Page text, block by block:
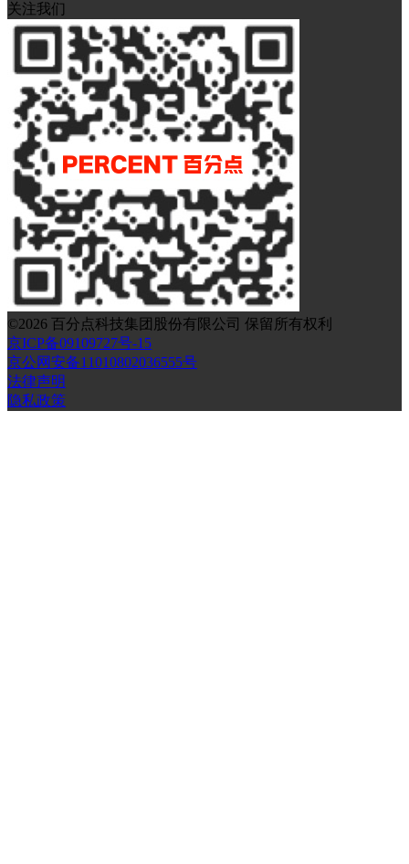
关注我们
©2026 百分点科技集团股份有限公司 保留所有权利
京ICP备09109727号-15
京公网安备11010802036555号
法律声明
隐私政策